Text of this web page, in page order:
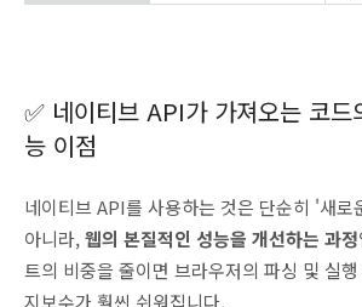
✅ 네이티브 API가 가져오는 코드
능 이점
네이티브 API를 사용하는 것은 단순히 '새로
아니라,웹의 본질적인 성능을 개선하는 과정
트의 비중을 줄이면 브라우저의 파싱 및 실
지보수가 훨씬 쉬워집니다.